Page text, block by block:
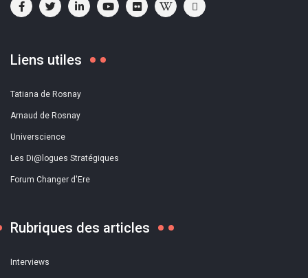
Liens utiles
Tatiana de Rosnay
Arnaud de Rosnay
Universcience
Les Di@logues Stratégiques
Forum Changer d'Ere
Rubriques des articles
Interviews